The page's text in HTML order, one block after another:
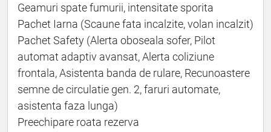
Geamuri spate fumurii, intensitate sporita
Pachet Iarna (Scaune fata incalzite, volan incalzit)
Pachet Safety (Alerta oboseala sofer, Pilot
automat adaptiv avansat, Alerta coliziune
frontala, Asistenta banda de rulare, Recunoastere
semne de circulatie gen. 2, faruri automate,
asistenta faza lunga)
Preechipare roata rezerva